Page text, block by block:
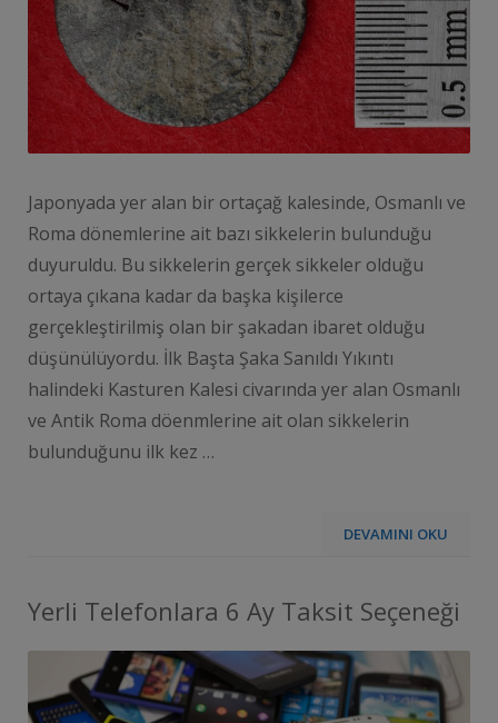
Japonyada yer alan bir ortaçağ kalesinde, Osmanlı ve
Roma dönemlerine ait bazı sikkelerin bulunduğu
duyuruldu. Bu sikkelerin gerçek sikkeler olduğu
ortaya çıkana kadar da başka kişilerce
gerçekleştirilmiş olan bir şakadan ibaret olduğu
düşünülüyordu. İlk Başta Şaka Sanıldı Yıkıntı
halindeki Kasturen Kalesi civarında yer alan Osmanlı
ve Antik Roma döenmlerine ait olan sikkelerin
bulunduğunu ilk kez …
DEVAMINI OKU
Yerli Telefonlara 6 Ay Taksit Seçeneği